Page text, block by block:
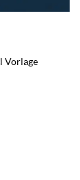
Vorlage